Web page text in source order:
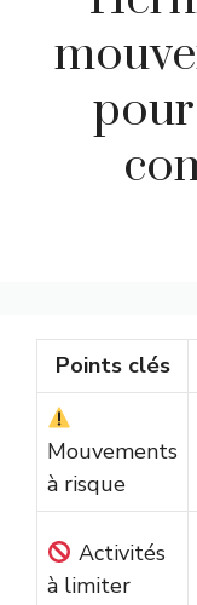
Points clés
Mouvements
à risque
Activités
à limiter